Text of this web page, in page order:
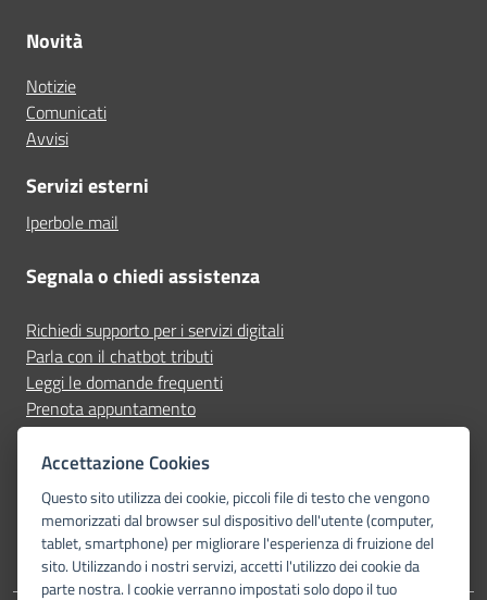
Novità
Notizie
Comunicati
Avvisi
Servizi esterni
Iperbole mail
Segnala o chiedi assistenza
Richiedi supporto per i servizi digitali
Parla con il chatbot tributi
Leggi le domande frequenti
Prenota appuntamento
Segnala disservizio
Seguici su
Accettazione Cookies
Questo sito utilizza dei cookie, piccoli file di testo che vengono
memorizzati dal browser sul dispositivo dell'utente (computer,
tablet, smartphone) per migliorare l'esperienza di fruizione del
sito. Utilizzando i nostri servizi, accetti l'utilizzo dei cookie da
parte nostra. I cookie verranno impostati solo dopo il tuo